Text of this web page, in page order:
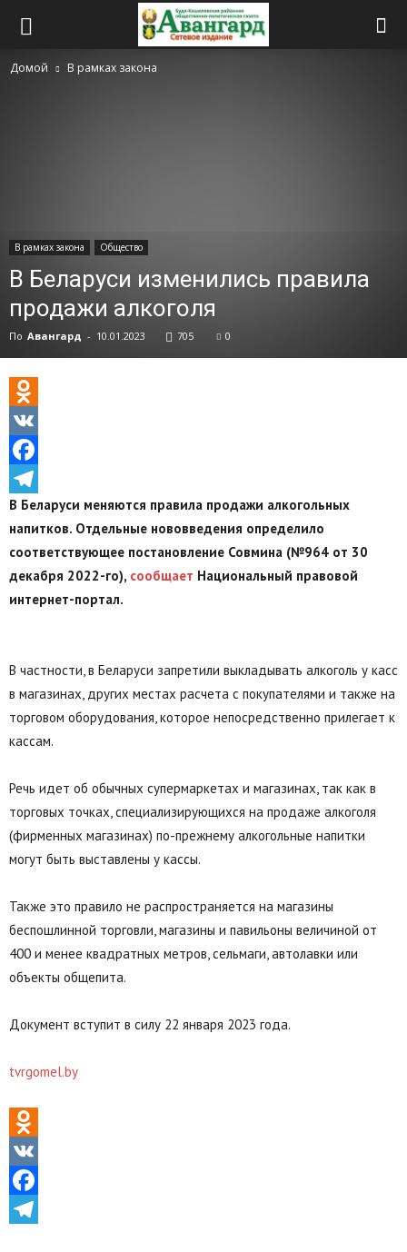
Домой В рамках закона
В рамках закона Общество
В Беларуси изменились правила
продажи алкоголя
По Авангард - 10.01.2023 705 0
Odnoklassniki
VK
Facebook
Telegram
В Беларуси меняются правила продажи алкогольных
напитков. Отдельные нововведения определило
соответствующее постановление Совмина (№964 от 30
декабря 2022-го), сообщает Национальный правовой
интернет-портал.
В частности, в Беларуси запретили выкладывать алкоголь у касс
в магазинах, других местах расчета с покупателями и также на
торговом оборудования, которое непосредственно прилегает к
кассам.
Речь идет об обычных супермаркетах и магазинах, так как в
торговых точках, специализирующихся на продаже алкоголя
(фирменных магазинах) по-прежнему алкогольные напитки
могут быть выставлены у кассы.
Также это правило не распространяется на магазины
беспошлинной торговли, магазины и павильоны величиной от
400 и менее квадратных метров, сельмаги, автолавки или
объекты общепита.
Документ вступит в силу 22 января 2023 года.
tvrgomel.by
Odnoklassniki
VK
Facebook